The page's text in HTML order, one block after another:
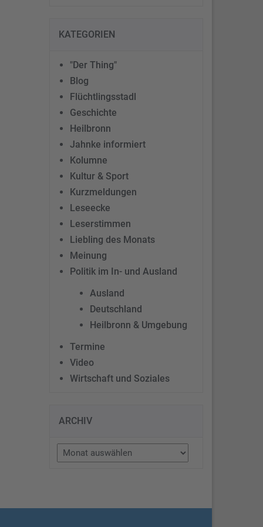
KATEGORIEN
"Der Thing"
Blog
Flüchtlingsstadl
Geschichte
Heilbronn
Jahnke informiert
Kolumne
Kultur & Sport
Kurzmeldungen
Leseecke
Leserstimmen
Liebling des Monats
Meinung
Politik im In- und Ausland
Ausland
Deutschland
Heilbronn & Umgebung
Termine
Video
Wirtschaft und Soziales
ARCHIV
Archiv